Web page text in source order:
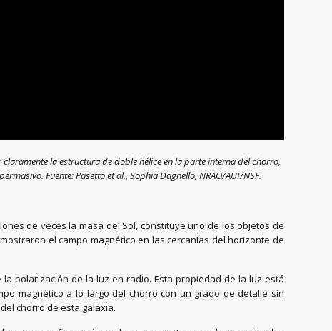
la estructura de doble hélice en la parte interna del chorro,
Fuente: Pasetto et al., Sophia Dagnello, NRAO/AUI/NSF.
de veces la masa del Sol, constituye uno de los objetos de
el campo magnético en las cercanías del horizonte de
polarización de la luz en radio. Esta propiedad de la luz está
magnético a lo largo del chorro con un grado de detalle sin
chorro de esta galaxia.